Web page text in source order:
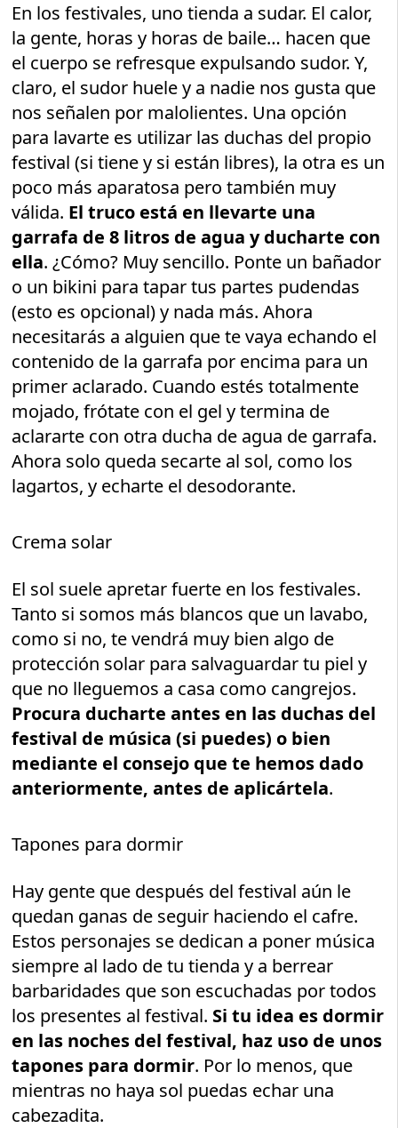
En los festivales, uno tienda a sudar. El calor,
la gente, horas y horas de baile… hacen que
el cuerpo se refresque expulsando sudor. Y,
claro, el sudor huele y a nadie nos gusta que
nos señalen por malolientes. Una opción
para lavarte es utilizar las duchas del propio
festival (si tiene y si están libres), la otra es un
poco más aparatosa pero también muy
válida. El truco está en llevarte una
garrafa de 8 litros de agua y ducharte con
ella. ¿Cómo? Muy sencillo. Ponte un bañador
o un bikini para tapar tus partes pudendas
(esto es opcional) y nada más. Ahora
necesitarás a alguien que te vaya echando el
contenido de la garrafa por encima para un
primer aclarado. Cuando estés totalmente
mojado, frótate con el gel y termina de
aclararte con otra ducha de agua de garrafa.
Ahora solo queda secarte al sol, como los
lagartos, y echarte el desodorante.
Crema solar
El sol suele apretar fuerte en los festivales.
Tanto si somos más blancos que un lavabo,
como si no, te vendrá muy bien algo de
protección solar para salvaguardar tu piel y
que no lleguemos a casa como cangrejos.
Procura ducharte antes en las duchas del
festival de música (si puedes) o bien
mediante el consejo que te hemos dado
anteriormente, antes de aplicártela.
Tapones para dormir
Hay gente que después del festival aún le
quedan ganas de seguir haciendo el cafre.
Estos personajes se dedican a poner música
siempre al lado de tu tienda y a berrear
barbaridades que son escuchadas por todos
los presentes al festival. Si tu idea es dormir
en las noches del festival, haz uso de unos
tapones para dormir. Por lo menos, que
mientras no haya sol puedas echar una
cabezadita.